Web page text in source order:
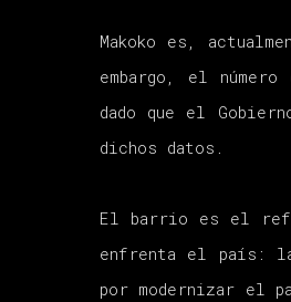
Makoko es,
embargo, el
dado que el
dichos datos.
El barrio es el
enfrenta el país:
por modernizar el